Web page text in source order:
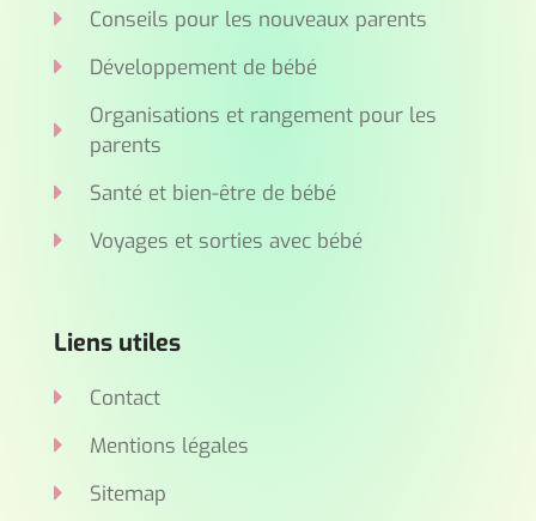
Conseils pour les nouveaux parents
Développement de bébé
Organisations et rangement pour les
parents
Santé et bien-être de bébé
Voyages et sorties avec bébé
Liens utiles
Contact
Mentions légales
Sitemap